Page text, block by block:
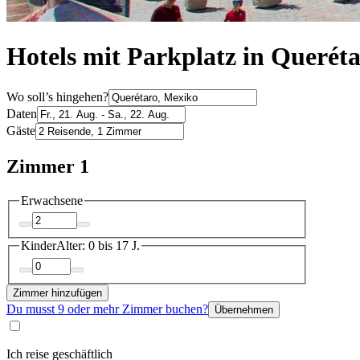
Hotels mit Parkplatz in
Wo soll’s hingehen?
Daten
Gäste
Zimmer 1
Erwachsene
KinderAlter: 0 bis 17 J.
Zimmer hinzufügen
Du musst 9 oder mehr Zimmer buchen? Übernehmen
Ich reise geschäftlich